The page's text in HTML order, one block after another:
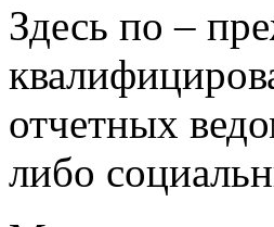
Здесь по –
отчетных
либо